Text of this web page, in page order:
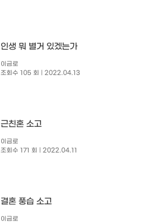
인생 뭐 별거 있겠는가
이금로
조회수 105 회
| 2022.04.13
근친혼 소고
이금로
조회수 171 회
| 2022.04.11
결혼 풍습 소고
이금로